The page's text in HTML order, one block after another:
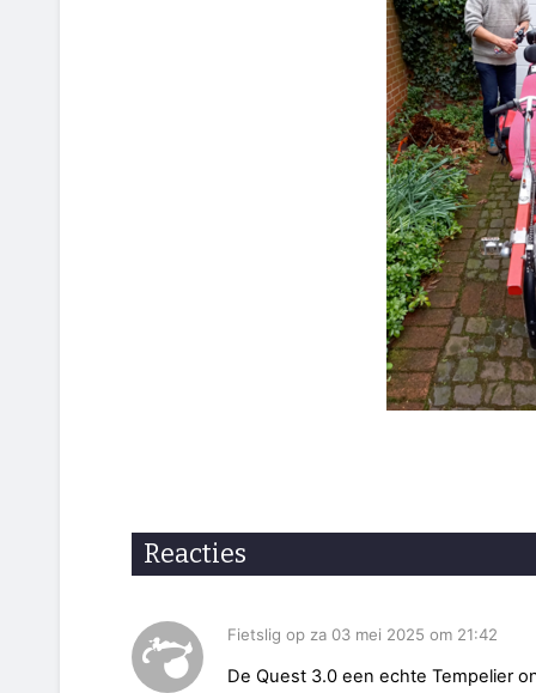
Reacties
Fietslig op za 03 mei 2025 om 21:42
De Quest 3.0 een echte Tempelier